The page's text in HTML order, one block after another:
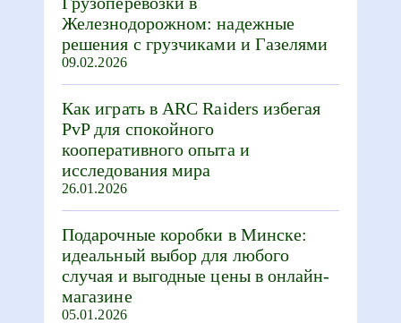
Железнодорожном: надежные
решения с грузчиками и Газелями
09.02.2026
Как играть в ARC Raiders избегая
PvP для спокойного
кооперативного опыта и
исследования мира
26.01.2026
Подарочные коробки в Минске:
идеальный выбор для любого
случая и выгодные цены в онлайн-
магазине
05.01.2026